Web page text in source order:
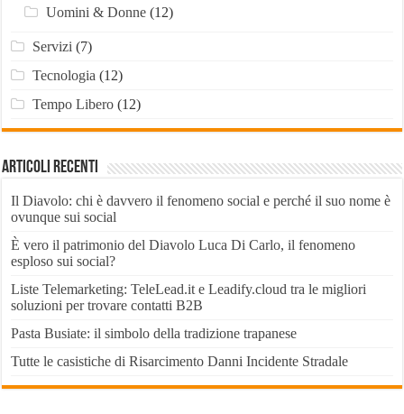
Uomini & Donne(12)
Servizi (7)
Tecnologia (12)
Tempo Libero(12)
Articoli recenti
Il Diavolo: chi è davvero il fenomeno social e perché il suo nome è
ovunque sui social
È vero il patrimonio del Diavolo Luca Di Carlo, il fenomeno
esploso sui social?
Liste Telemarketing: TeleLead.it e Leadify.cloud tra le migliori
soluzioni per trovare contatti B2B
Pasta Busiate: il simbolo della tradizione trapanese
Tutte le casistiche di Risarcimento Danni Incidente Stradale